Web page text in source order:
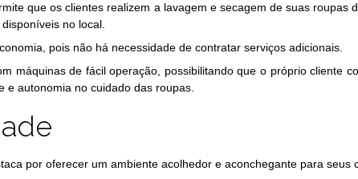
que os clientes realizem a lavagem e secagem de suas roupas
no local.
pois não há necessidade de contratar serviços adicionais.
máquinas de fácil operação, possibilitando que o próprio cliente
autonomia no cuidado das roupas.
por oferecer um ambiente acolhedor e aconchegante para seus